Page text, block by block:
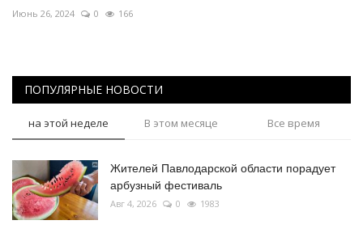
Июнь 26, 2024 0 166
ПОПУЛЯРНЫЕ НОВОСТИ
на этой неделе В этом месяце Все время
Жителей Павлодарской области порадует
арбузный фестиваль
Авг 4, 2026 0 1983